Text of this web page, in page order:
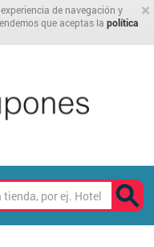
×
de navegación y
que aceptas la política